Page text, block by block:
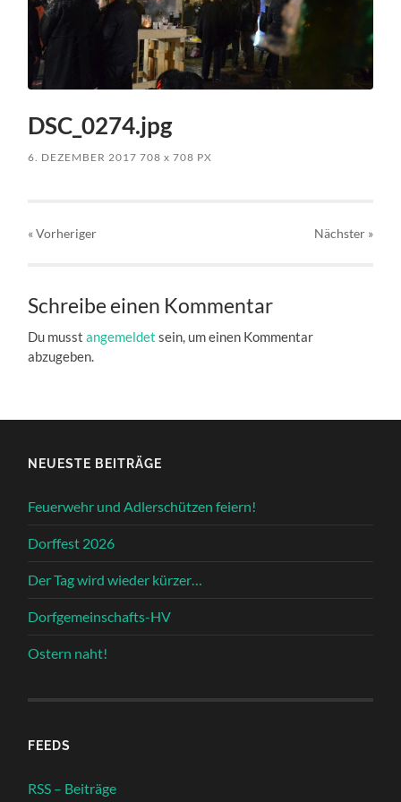
DSC_0274.jpg
6. DEZEMBER 2017 708x 708 PX
« Vorheriger Nächster »
Schreibe einen Kommentar
Du musstangemeldet sein, um einen Kommentar
abzugeben.
NEUESTE BEITRÄGE
Feuerwehr und Adlerschützen feiern!
Dorffest 2026
Der Tag wird wieder kürzer…
Dorfgemeinschafts-HV
Ostern naht!
FEEDS
RSS – Beiträge